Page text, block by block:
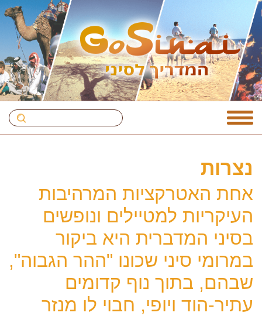
נצרות
אחת האטרקציות המרהיבות
העיקריות למטיילים ונופשים
בסיני המדברית היא ביקור
במרומי סיני שכונו "ההר הגבוה",
שבהם, בתוך נוף קדומים
עתיר-הוד ויופי, חבוי לו מנזר